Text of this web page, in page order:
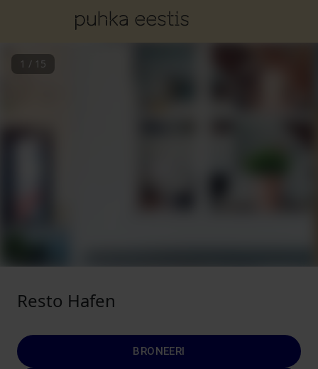
1 / 15
Resto Hafen
BRONEERI